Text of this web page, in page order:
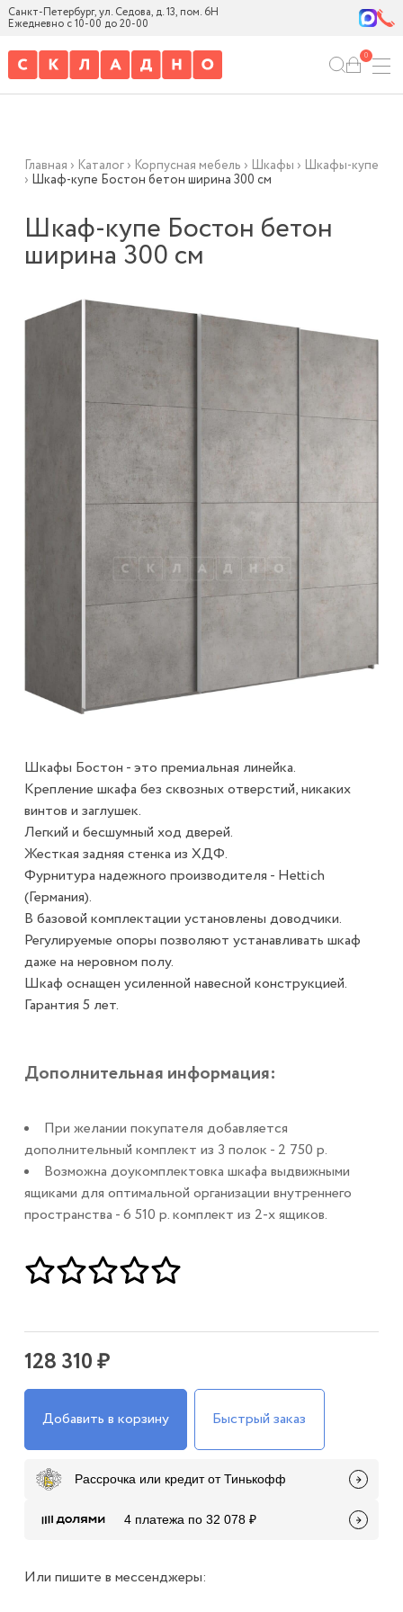
Санкт-Петербург, ул. Седова, д. 13, пом. 6Н
Ежедневно с 10-00 до 20-00
0
Главная › Каталог› Корпусная мебель › Шкафы › Шкафы-купе
› Шкаф-купе Бостон бетон ширина 300 см
Шкаф-купе Бостон бетон
ширина 300 см
Шкафы Бостон - это премиальная линейка.
Крепление шкафа без сквозных отверстий, никаких
винтов и заглушек.
Легкий и бесшумный ход дверей.
Жесткая задняя стенка из ХДФ.
Фурнитура надежного производителя - Hettich
(Германия).
В базовой комплектации установлены доводчики.
Регулируемые опоры позволяют устанавливать шкаф
даже на неровном полу.
Шкаф оснащен усиленной навесной конструкцией.
Гарантия 5 лет.
Дополнительная информация:
При желании покупателя добавляется
дополнительный комплект из 3 полок - 2 750 р.
Возможна доукомплектовка шкафа выдвижными
ящиками для оптимальной организации внутреннего
пространства - 6 510 р. комплект из 2-х ящиков.
128 310 ₽
Добавить в корзину Быстрый заказ
Рассрочка или кредит от Тинькофф
4 платежа по 32 078 ₽
Или пишите в мессенджеры: